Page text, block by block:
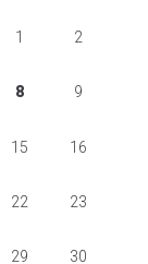
1 2
8 9
15 16
22 23
29 30